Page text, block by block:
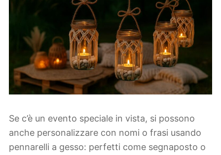
Se c’è un evento speciale in vista, si possono
anche personalizzare con nomi o frasi usando
pennarelli a gesso: perfetti come segnaposto o